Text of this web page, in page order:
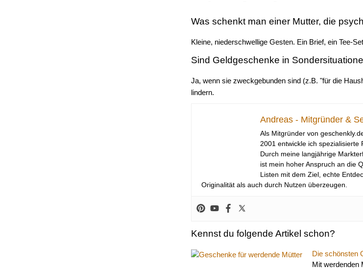
Was schenkt man einer Mutter, die
Kleine, niederschwellige Gesten. Ein Brief, ein Tee-
Sind Geldgeschenke in
Ja, wenn sie zweckgebunden sind (z.B. "für die
lindern.
Andreas - Mitgründer &
Als Mitgründer von
2001 entwickle ich spezialisierte
Durch meine langjährige
ist mein hoher Anspruch an die
Listen mit dem Ziel, echte
Originalität als auch durch Nutzen überzeugen.
Kennst du folgende Artikel schon?
Die schönsten
Mit werdenden